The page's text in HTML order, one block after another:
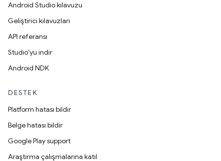
Android Studio kılavuzu
Geliştirici kılavuzları
API referansı
Studio'yu indir
Android NDK
DESTEK
Platform hatası bildir
Belge hatası bildir
Google Play support
Araştırma çalışmalarına katıl